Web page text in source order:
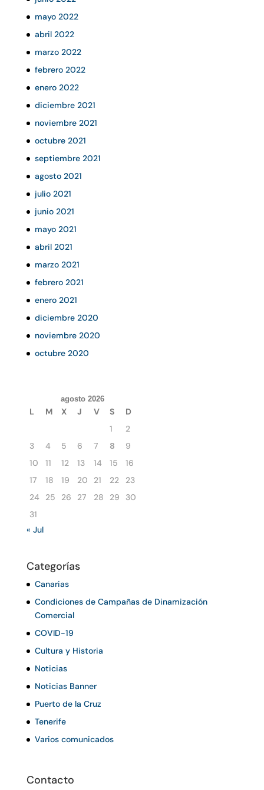
mayo 2022
abril 2022
marzo 2022
febrero 2022
enero 2022
diciembre 2021
noviembre 2021
octubre 2021
septiembre 2021
agosto 2021
julio 2021
junio 2021
mayo 2021
abril 2021
marzo 2021
febrero 2021
enero 2021
diciembre 2020
noviembre 2020
octubre 2020
agosto 2026
L M X J V S
D
1
2
3
4 5 6 7 8
9
10
11 12 13 14 15
16
17
18 19 20 21 22
23
24
25 26 27 28 29
30
31
« Jul
Categorías
Canarias
Condiciones de Campañas de Dinamización
Comercial
COVID-19
Cultura y Historia
Noticias
Noticias Banner
Puerto de la Cruz
Tenerife
Varios comunicados
Contacto